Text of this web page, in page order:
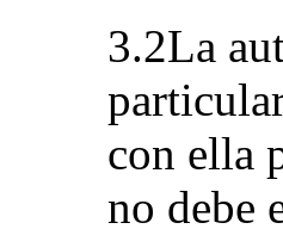
3.2La
con ella
no debe